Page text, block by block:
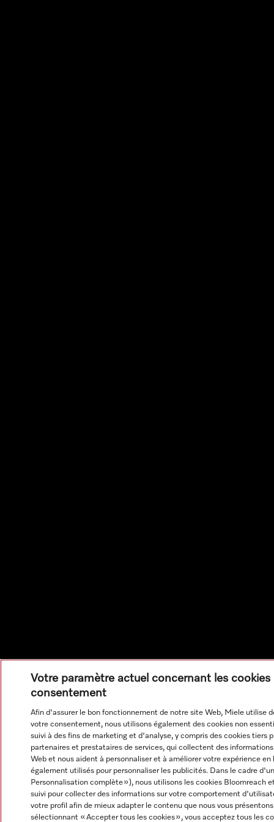
Votre paramètre actuel concernant les
consentement
Afin d'assurer le bon fonctionnement de notre site Web, Miele utilise
votre consentement, nous utilisons également des cookies non
suivi à des fins de marketing et d'analyse, y compris des cookies tiers
partenaires et prestataires de services, qui collectent des
Web et nous aident à personnaliser et à améliorer votre expérience en
également utilisés pour personnaliser les publicités. Dans le cadre
Personnalisation complète »), nous utilisons les cookies Bloomreach
suivi pour collecter des informations sur votre comportement
votre profil afin de mieux adapter le contenu que nous vous
sélectionnant « Accepter tous les cookies », vous acceptez tous les